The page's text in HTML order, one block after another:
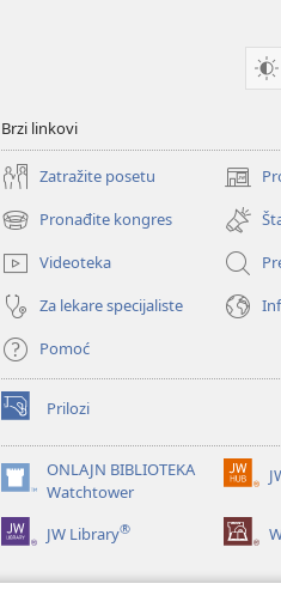
Brzi linkovi
Zatražite posetu
(otvara
novi
prozor)
Pronađite kongres
(otvara
novi
prozor)
Videoteka
Za lekare specijaliste
Pomoć
Prilozi
(otvara
novi
prozor)ONLAJN BIBLIOTEKA
Watchtower
(otvara
novi
prozor)
(otvara
prozor)
JW Library®